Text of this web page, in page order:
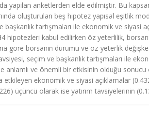
yapılan anketlerden elde edilmiştir. Bu
oluşturulan beş hipotez yapısal eşitlik
tartışmaları ile ekonomik ve siyasi
hipotezleri kabul edilirken öz yeterlilik,
göre borsanın durumu ve öz-yeterlik
seçim ve başkanlık tartışmaları ile
anlamlı ve önemli bir etkisinin olduğu sonucu
etkileyen ekonomik ve siyasi açıklamalar
üçüncü olarak ise yatırım tavsiyelerinin